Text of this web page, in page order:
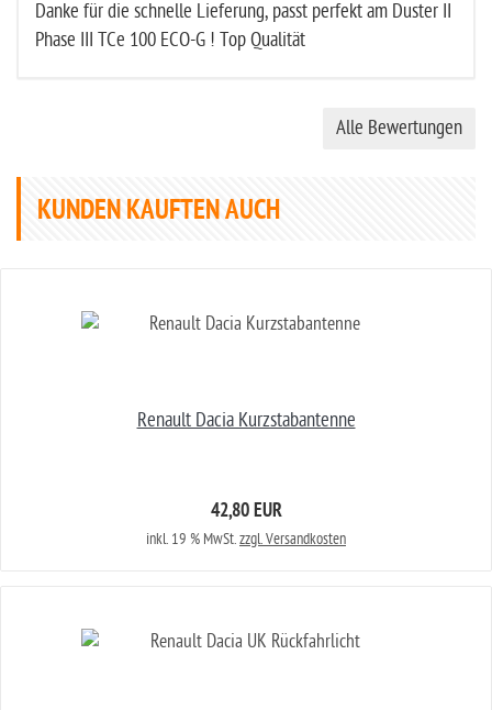
Danke für die schnelle Lieferung, passt perfekt am Duster II
Phase III TCe 100 ECO-G ! Top Qualität
Alle Bewertungen
KUNDEN KAUFTEN AUCH
Renault Dacia Kurzstabantenne
42,80 EUR
inkl. 19 % MwSt.zzgl. Versandkosten